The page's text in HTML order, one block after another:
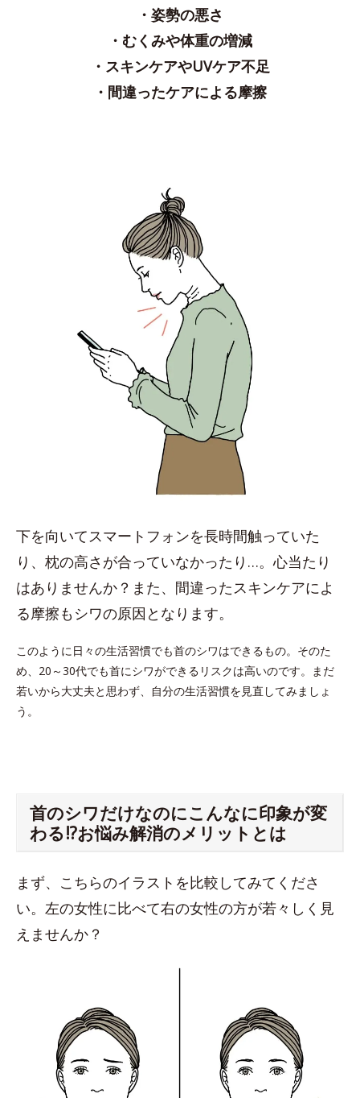
・姿勢の悪さ
・むくみや体重の増減
・スキンケアやUVケア不足
・間違ったケアによる摩擦
下を向いてスマートフォンを長時間触っていた
り、枕の高さが合っていなかったり…。心当たり
はありませんか？また、間違ったスキンケアによ
る摩擦もシワの原因となります。
このように日々の生活習慣でも首のシワはできるもの。そのた
め、20～30代でも首にシワができるリスクは高いのです。まだ
若いから大丈夫と思わず、自分の生活習慣を見直してみましょ
う。
首のシワだけなのにこんなに印象が変
わる!?お悩み解消のメリットとは
まず、こちらのイラストを比較してみてくださ
い。左の女性に比べて右の女性の方が若々しく見
えませんか？